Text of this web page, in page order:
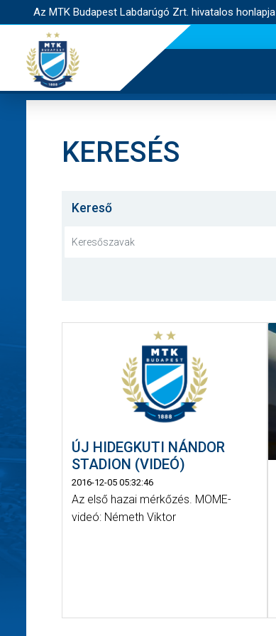
Az MTK Budapest Labdarúgó Zrt. hivatalos honlapja
KERESÉS
Kereső
ÚJ HIDEGKUTI NÁNDOR
STADION (VIDEÓ)
2016-12-05 05:32:46
Az első hazai mérkőzés. MOME-
videó: Németh Viktor